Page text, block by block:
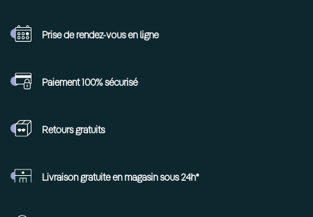
Prise de rendez-vous en ligne
Paiement 100%sécurisé
Retoursgratuits
Livraison gratuite en magasin sous 24h*